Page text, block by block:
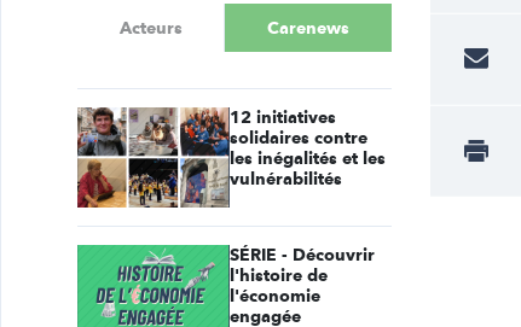
Acteurs Carenews
12 initiatives
solidaires contre
les inégalités et les
vulnérabilités
SÉRIE - Découvrir
l'histoire de
l'économie
engagée